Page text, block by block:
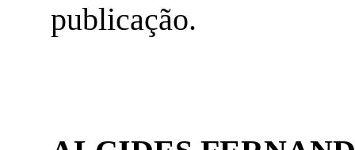
publicação.